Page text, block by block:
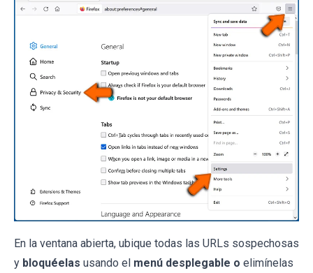
En la ventana abierta, ubique todas las URLs sospechosas
y bloquéelas usando el menú desplegable o elimínelas